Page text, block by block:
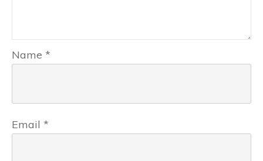
Name *
Email *